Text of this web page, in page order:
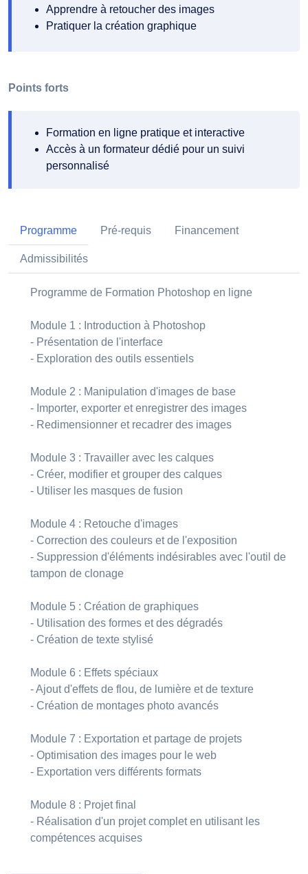
Apprendre à retoucher des images
Pratiquer la création graphique
Points forts
Formation en ligne pratique et interactive
Accès à un formateur dédié pour un suivi
personnalisé
Programme Pré-requis Financement
Admissibilités
Programme de Formation Photoshop en ligne
Module 1 : Introduction à Photoshop
- Présentation de l'interface
- Exploration des outils essentiels
Module 2 : Manipulation d'images de base
- Importer, exporter et enregistrer des images
- Redimensionner et recadrer des images
Module 3 : Travailler avec les calques
- Créer, modifier et grouper des calques
- Utiliser les masques de fusion
Module 4 : Retouche d'images
- Correction des couleurs et de l'exposition
- Suppression d'éléments indésirables avec l'outil de
tampon de clonage
Module 5 : Création de graphiques
- Utilisation des formes et des dégradés
- Création de texte stylisé
Module 6 : Effets spéciaux
- Ajout d'effets de flou, de lumière et de texture
- Création de montages photo avancés
Module 7 : Exportation et partage de projets
- Optimisation des images pour le web
- Exportation vers différents formats
Module 8 : Projet final
- Réalisation d'un projet complet en utilisant les
compétences acquises